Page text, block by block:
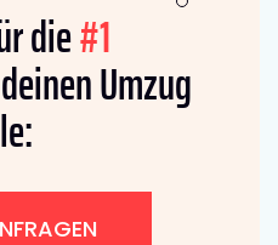
die#1
Umzug